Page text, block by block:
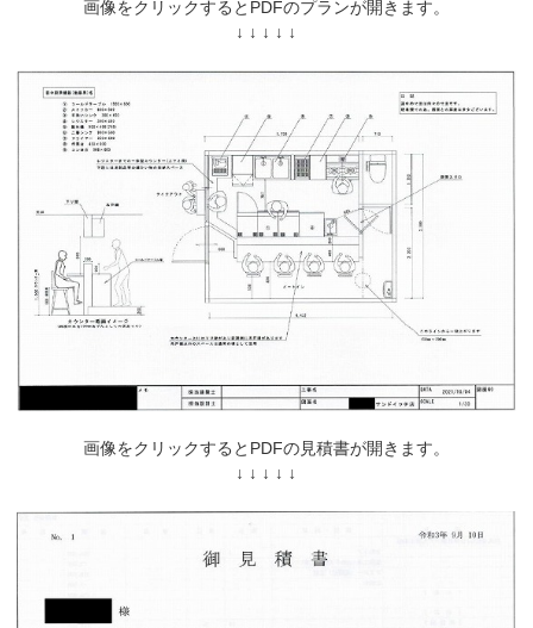
画像をクリックするとPDFのプランが開きます。
↓ ↓ ↓ ↓ ↓
画像をクリックするとPDFの見積書が開きます。
↓ ↓ ↓ ↓ ↓